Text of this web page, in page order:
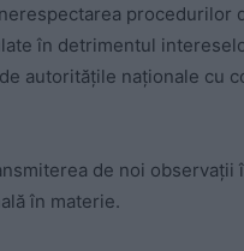
procedurilor
în detrimentul
autorităţile naţionale cu
de noi observaţii
în materie.